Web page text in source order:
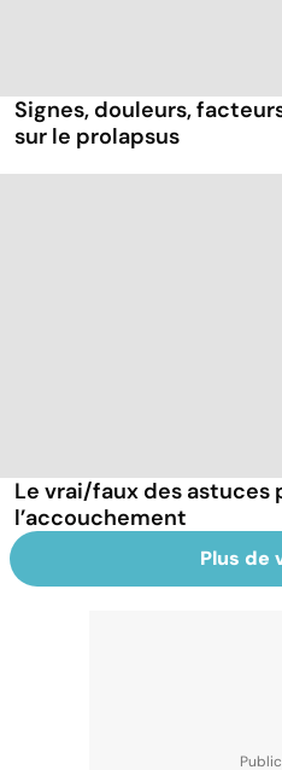
Signes, douleurs,
sur le prolapsus
Le vrai/faux des
l’accouchement
Plus de